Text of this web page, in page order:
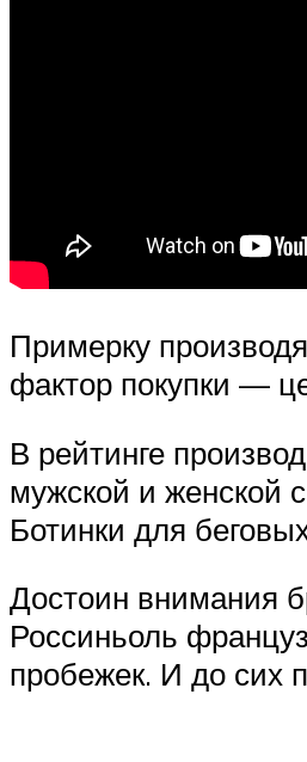
Примерку
фактор покупки —
В рейтинге
мужской и женской
Ботинки для
Достоин внимания
Россиньоль
пробежек. И до сих